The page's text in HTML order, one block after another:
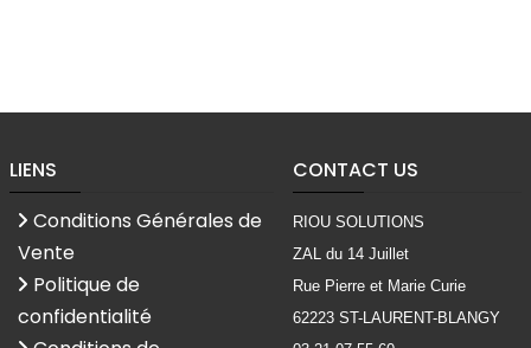
LIENS
Conditions Générales de
Vente
Politique de
confidentialité
CONTACT US
RIOU SOLUTIONS
ZAL du 14 Juillet
Rue Pierre et Marie Curie
62223 ST-LAURENT-BLANGY